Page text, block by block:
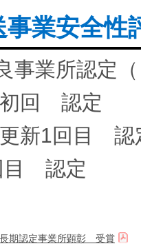
業安全性
事業所認定
回 認定
新1回目 認
目 認定
期認定事業所顕彰 受賞